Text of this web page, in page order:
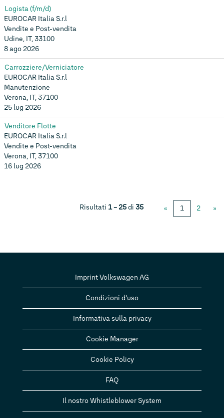
Logista (f/m/d)
EUROCAR Italia S.r.l
Vendite e Post-vendita
Udine, IT, 33100
8 ago 2026
Carrozziere/Verniciatore
EUROCAR Italia S.r.l
Manutenzione
Verona, IT, 37100
25 lug 2026
Venditore Flotte
EUROCAR Italia S.r.l
Vendite e Post-vendita
Verona, IT, 37100
16 lug 2026
Risultati 1 – 25di 35 « 1 2 »
Imprint Volkswagen AG
Condizioni d'uso
Informativa sulla privacy
Cookie Manager
Cookie Policy
FAQ
Il nostro Whistleblower System